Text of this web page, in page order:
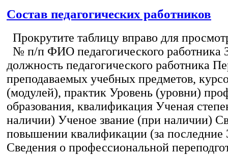
Состав педагогических работников
Прокрутите таблицу вправо для
№ п/п ФИО педагогического работника
должность педагогического работника
преподаваемых учебных предметов,
(модулей), практик Уровень (уровни)
образования, квалификация Ученая
наличии) Ученое звание (при наличии)
повышении квалификации (за последние
Сведения о профессиональной